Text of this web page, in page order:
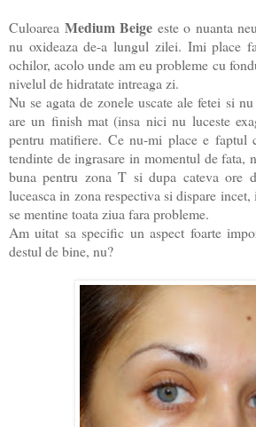
Culoarea Medium Beige este o nuanta
nu oxideaza de-a lungul zilei. Imi place
ochilor, acolo unde am eu probleme cu
nivelul de hidratate intreaga zi.
Nu se agata de zonele uscate ale fetei si
are un finish mat (insa nici nu luceste
pentru matifiere. Ce nu-mi place e faptul
tendinte de ingrasare in momentul de fata,
buna pentru zona T si dupa cateva ore
luceasca in zona respectiva si dispare
se mentine toata ziua fara probleme.
Am uitat sa specific un aspect foarte
destul de bine, nu?